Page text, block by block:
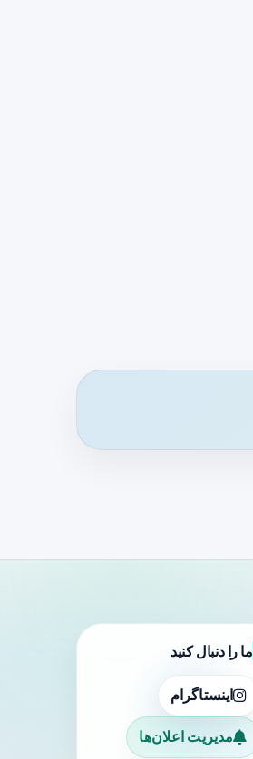
ما را دنبال کنید
اینستاگرام
مدیریت اعلان‌ها